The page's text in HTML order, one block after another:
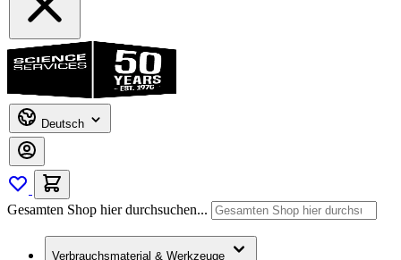
Deutsch
Gesamten Shop hier durchsuchen...
Verbrauchsmaterial & Werkzeuge